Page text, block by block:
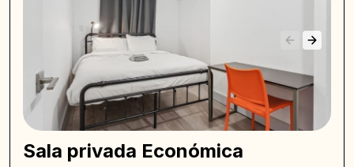
Sala privada Económica